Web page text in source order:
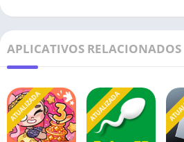
APLICATIVOS RELACIONADOS
ATUALIZADA ATUALIZADA